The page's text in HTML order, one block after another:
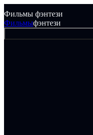
Фильмы фэнтези
Фильмыфэнтези